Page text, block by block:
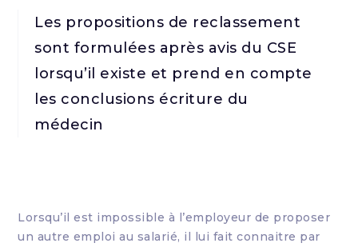
Les propositions de reclassement
sont formulées après avis du CSE
lorsqu’il existe et prend en compte
les conclusions écriture du
médecin
Lorsqu’il est impossible à l’employeur de proposer
un autre emploi au salarié, il lui fait connaitre par